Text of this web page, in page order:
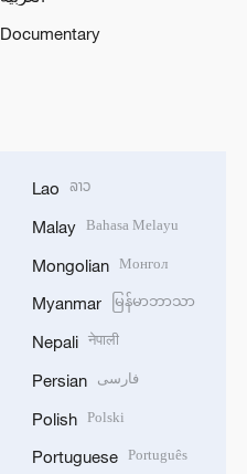
Documentary
Lao ລາວ
Malay Bahasa Melayu
Mongolian Монгол
Myanmar မြန်မာဘာသာ
Nepali नेपाली
Persian فارسی
Polish Polski
Portuguese Português